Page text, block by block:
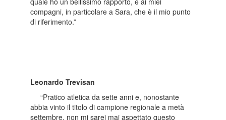
compagni, in particolare a Sara, che è il mio punto
di riferimento.”
Leonardo Trevisan
“Pratico atletica da sette anni e, nonostante
abbia vinto il titolo di campione regionale a metà
settembre, non mi sarei mai aspettato questo